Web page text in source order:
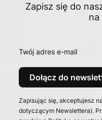
Zapisz się do
na
Twój adres e-mail
Dołącz do
Zapisując się, akceptujesz
dotyczącym Newslettera).